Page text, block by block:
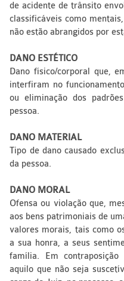
de acidente de trânsito
classificáveis como
não estão abrangidos por
DANO ESTÉTICO
Dano físico/corporal que,
interfiram no
ou eliminação dos
pessoa.
DANO MATERIAL
Tipo de dano causado
da pessoa.
DANO MORAL
Ofensa ou violação que,
aos bens patrimoniais de
valores morais, tais como
a sua honra, a seus
família. Em
aquilo que não seja